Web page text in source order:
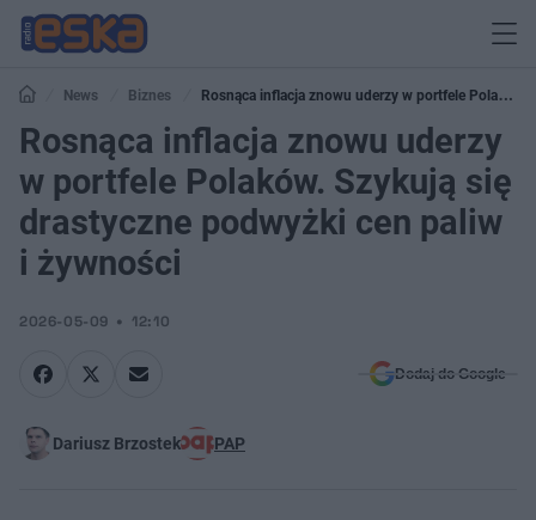
News Biznes
Rosnąca inflacja znowu uderzy w portfele Polaków.
Szykują się drastyczne podwyżki cen paliw i żywności
Rosnąca inflacja znowu uderzy
w portfele Polaków. Szykują się
drastyczne podwyżki cen paliw
i żywności
2026-05-09 12:10
Dodaj do Google
Dariusz Brzostek PAP